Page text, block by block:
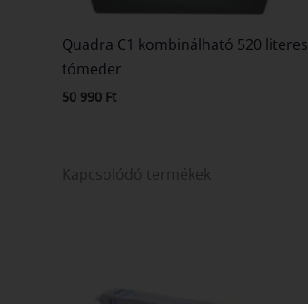
Quadra C1 kombinálható 520 literes
tómeder
50 990 Ft
Kapcsolódó termékek